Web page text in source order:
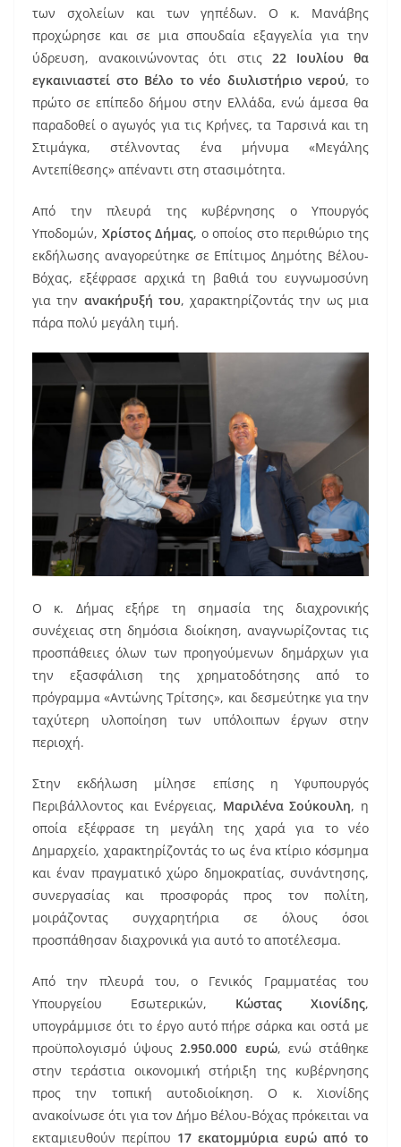
των σχολείων και των γηπέδων. Ο κ. Μανάβης
προχώρησε και σε μια σπουδαία εξαγγελία για την
ύδρευση, ανακοινώνοντας ότι στις 22 Ιουλίου θα
εγκαινιαστεί στο Βέλο το νέο διυλιστήριο νερού, το
πρώτο σε επίπεδο δήμου στην Ελλάδα, ενώ άμεσα θα
παραδοθεί ο αγωγός για τις Κρήνες, τα Ταρσινά και τη
Στιμάγκα, στέλνοντας ένα μήνυμα «Μεγάλης
Αντεπίθεσης» απέναντι στη στασιμότητα.
Από την πλευρά της κυβέρνησης ο Υπουργός
Υποδομών, Χρίστος Δήμας, ο οποίος στο περιθώριο της
εκδήλωσης αναγορεύτηκε σε Επίτιμος Δημότης Βέλου-
Βόχας, εξέφρασε αρχικά τη βαθιά του ευγνωμοσύνη
για την ανακήρυξή του, χαρακτηρίζοντάς την ως μια
πάρα πολύ μεγάλη τιμή.
Ο κ. Δήμας εξήρε τη σημασία της διαχρονικής
συνέχειας στη δημόσια διοίκηση, αναγνωρίζοντας τις
προσπάθειες όλων των προηγούμενων δημάρχων για
την εξασφάλιση της χρηματοδότησης από το
πρόγραμμα «Αντώνης Τρίτσης», και δεσμεύτηκε για την
ταχύτερη υλοποίηση των υπόλοιπων έργων στην
περιοχή.
Στην εκδήλωση μίλησε επίσης η Υφυπουργός
Περιβάλλοντος και Ενέργειας, Μαριλένα Σούκουλη, η
οποία εξέφρασε τη μεγάλη της χαρά για το νέο
Δημαρχείο, χαρακτηρίζοντάς το ως ένα κτίριο κόσμημα
και έναν πραγματικό χώρο δημοκρατίας, συνάντησης,
συνεργασίας και προσφοράς προς τον πολίτη,
μοιράζοντας συγχαρητήρια σε όλους όσοι
προσπάθησαν διαχρονικά για αυτό το αποτέλεσμα.
Από την πλευρά του, ο Γενικός Γραμματέας του
Υπουργείου Εσωτερικών, Κώστας Χιονίδης,
υπογράμμισε ότι το έργο αυτό πήρε σάρκα και οστά με
προϋπολογισμό ύψους2.950.000 ευρώ, ενώ στάθηκε
στην τεράστια οικονομική στήριξη της κυβέρνησης
προς την τοπική αυτοδιοίκηση. Ο κ. Χιονίδης
ανακοίνωσε ότι για τον Δήμο Βέλου-Βόχας πρόκειται να
εκταμιευθούν περίπου 17 εκατομμύρια ευρώ από το